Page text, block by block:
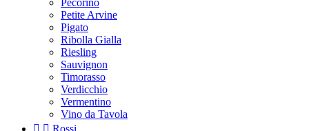
Pecorino
Petite Arvine
Pigato
Ribolla Gialla
Riesling
Sauvignon
Timorasso
Verdicchio
Vermentino
Vino da Tavola
  Rossi